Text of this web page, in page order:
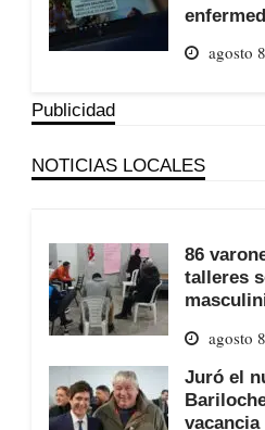
agosto
Publicidad
NOTICIAS LOCALES
86
talleres
agosto
Juró el
vacancia